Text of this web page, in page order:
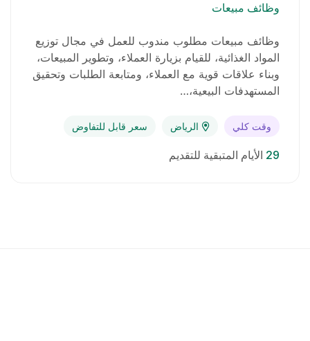
وظائف مبيعات
وظائف مبيعات مطلوب مندوب للعمل في مجال توزيع
المواد الغذائية، للقيام بزيارة العملاء، وتطوير المبيعات،
وبناء علاقات قوية مع العملاء، ومتابعة الطلبات وتحقيق
المستهدفات البيعية،…
وقت كلي الرياض سعر قابل للتفاوض
29 الأيام المتبقية للتقديم